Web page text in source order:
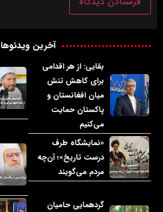
آخرین ویدئوها
بقایی: از هر اقدامی
برای کاهش تنش
میان افغانستان و
پاکستان حمایت
می‌کنیم
«نمایشگاه طرف
درست تاریخ»؛ آن‌چه
مردم می‌گویند
گردهمایی حامیان